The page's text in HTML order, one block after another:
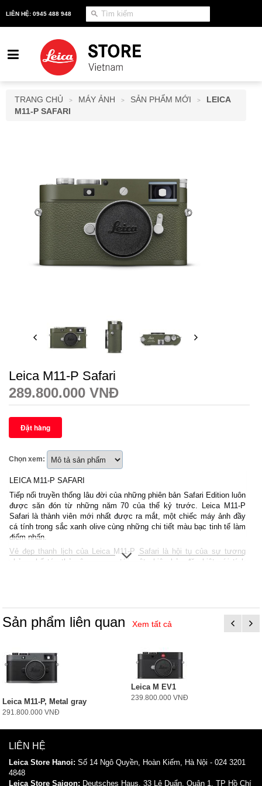
LIÊN HỆ: 0945 488 948
TRANG CHỦ > MÁY ẢNH > SẢN PHẨM MỚI >
LEICA
M11-P SAFARI
Leica M11-P Safari
289.800.000 VNĐ
Chọn xem:
LEICA M11-P SAFARI
Tiếp nối truyền thống lâu đời của những phiên bản Safari Edition luôn
được săn đón từ những năm 70 của thế kỷ trước. Leica M11-P
Safari là thành viên mới nhất được ra mắt, một chiếc máy ảnh đầy
cá tính trong sắc xanh olive cùng những chi tiết màu bạc tinh tế làm
điểm nhấn.
Vẻ đẹp thanh lịch của Leica M11-P Safari là hội tụ của sự tương
phản, chế tác thủ công, mang tới một phiên bản đặc biệt với tính
Sản phẩm liên quan Xem tất cả
Leica M11-P, Metal gray
291.800.000 VNĐ
Leica M EV1
239.800.000 VNĐ
LIÊN HỆ
Leica Store Hanoi: Số 14 Ngô Quyền, Hoàn Kiếm, Hà Nội - 024 3201
4848
Leica Store Saigon: Deutsches Haus, 33 Lê Duẩn, Quận 1, TP Hồ Chí